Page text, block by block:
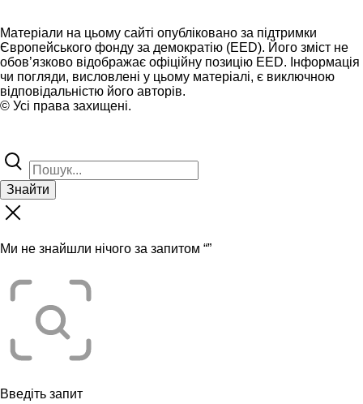
Матеріали на цьому сайті опубліковано за підтримки
Європейського фонду за демократію (EED). Його зміст не
обов’язково відображає офіційну позицію EED. Інформація
чи погляди, висловлені у цьому матеріалі, є виключною
відповідальністю його авторів.
© Усі права захищені.
Знайти
Ми не знайшли нічого за запитом “”
Введіть запит